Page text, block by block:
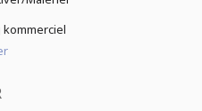
kommerciel